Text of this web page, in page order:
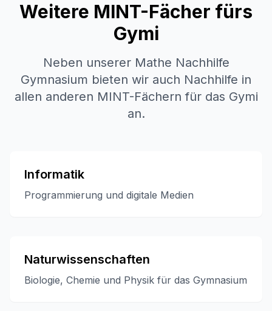
Weitere MINT-Fächer fürs
Gymi
Neben unserer Mathe Nachhilfe
Gymnasium bieten wir auch Nachhilfe in
allen anderen MINT-Fächern für das Gymi
an.
Informatik
Programmierung und digitale Medien
Naturwissenschaften
Biologie, Chemie und Physik für das Gymnasium